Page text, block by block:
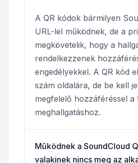
A QR kódok bármilyen
URL-lel működnek, de a
megkövetelik, hogy a
rendelkezzenek
engedélyekkel. A QR kód
szám oldalára, de be kell
megfelelő hozzáféréssel a
meghallgatáshoz.
Működnek a SoundCloud
valakinek nincs meg az